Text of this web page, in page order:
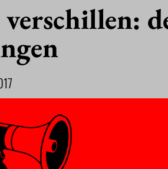
verschillen:
doen in april mee aan de
echt van elkaar?
journalistiek platform van de VU,
om je te helpen kiezen. Zorg dat je